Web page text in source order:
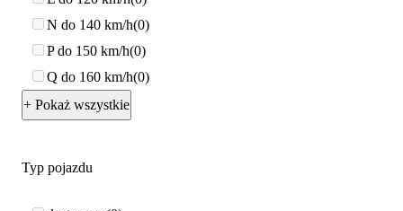
N do 140 km/h 0
P do 150 km/h 0
Q do 160 km/h 0
+ Pokaż wszystkie
Typ pojazdu